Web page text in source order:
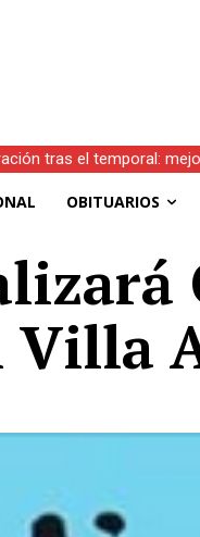
tras el temporal:
OBITUARIOS